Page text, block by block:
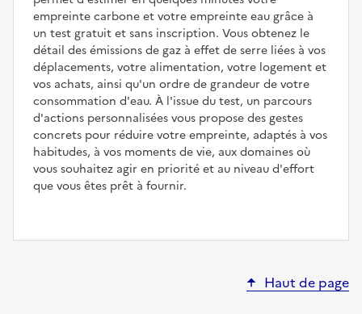
empreinte carbone et votre empreinte eau grâce à
un test gratuit et sans inscription. Vous obtenez le
détail des émissions de gaz à effet de serre liées à vos
déplacements, votre alimentation, votre logement et
vos achats, ainsi qu'un ordre de grandeur de votre
consommation d'eau. À l'issue du test, un parcours
d'actions personnalisées vous propose des gestes
concrets pour réduire votre empreinte, adaptés à vos
habitudes, à vos moments de vie, aux domaines où
vous souhaitez agir en priorité et au niveau d'effort
que vous êtes prêt à fournir.
Haut de page